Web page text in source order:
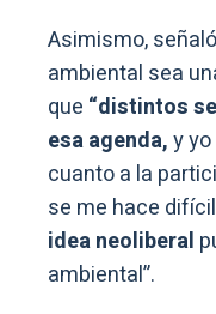
Asimismo,
ambiental sea
que “distintos
esa agenda,y
cuanto a la
se me hace difícil
idea neoliberal
ambiental”.